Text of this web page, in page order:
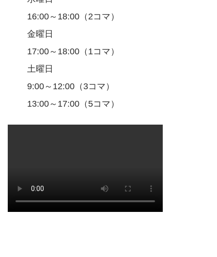
16:00～18:00（2コマ）
金曜日
17:00～18:00（1コマ）
土曜日
9:00～12:00（3コマ）
13:00～17:00（5コマ）